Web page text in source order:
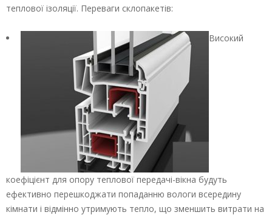
теплової ізоляції. Переваги склопакетів:
Високий
коефіцієнт для опору теплової передачі-вікна будуть
ефективно перешкоджати попаданню вологи всередину
кімнати і відмінно утримують тепло, що зменшить витрати на